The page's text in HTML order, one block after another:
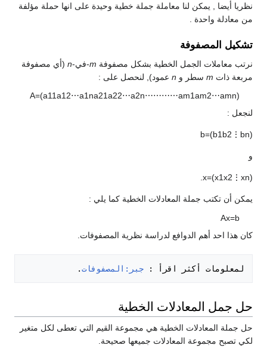
نظريا أيضا , يمكن لنا معاملة جملة خطية وحيدة على انها حملة مؤلفة
من معادلة واحدة .
تشكيل المصفوفة
نرتب معاملات الجمل الخطية بشكل مصفوفة m-في-n (أي مصفوفة
مربعة ذات m سطر و n عمود), لنحصل على :
A=(a11a12⋯a1na21a22⋯a2n⋯⋯⋯⋯am1am2⋯amn)
لنجعل :
b=(b1b2 ⋮ bn)
و
x=(x1x2 ⋮ xn)
.
يمكن أن تكتب جملة المعادلات الخطية كما يلي :
Ax=b
كان هذا احد أهم الدوافع لدراسة نظرية المصفوفات.
لمعلومات أكثر اقرأ : جبر:المصفوفات.
حل جمل المعادلات الخطية
حل جملة المعادلات الخطية هي مجموعة القيم التي تعطى لكل متغير
لكي تصبح مجموعة المعادلات جميعها صحيحة.